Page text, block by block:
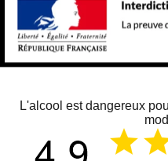
L'alcool est dangereux